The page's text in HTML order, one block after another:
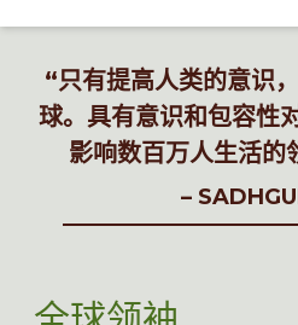
“只有提高人类的意识
球。具有意识和包容
影响数百万人生活
–